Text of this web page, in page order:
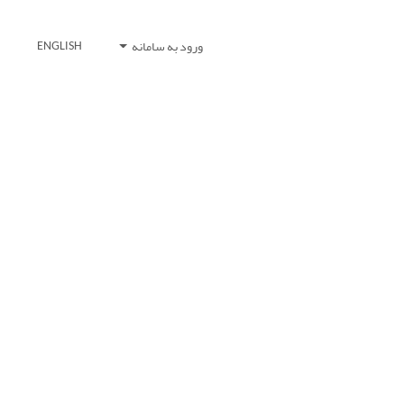
ورود به سامانه ENGLISH